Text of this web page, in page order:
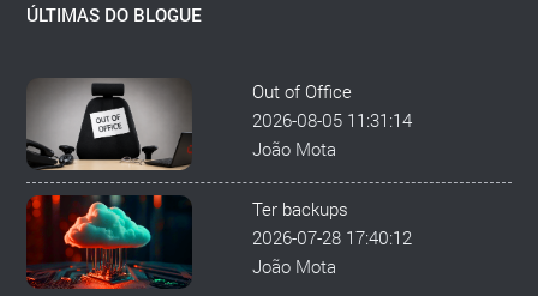
ÚLTIMAS DO BLOGUE
Out of Office
2026-08-05 11:31:14
João Mota
Ter backups
2026-07-28 17:40:12
João Mota